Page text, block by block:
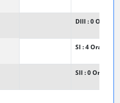
DIII : 0Orang
SI : 4Orang
SII : 0Orang